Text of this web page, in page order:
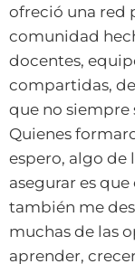
ofreció una red
comunidad
docentes,
compartidas,
que no siempre
Quienes
espero, algo de
asegurar es
también me
muchas de las
aprender,